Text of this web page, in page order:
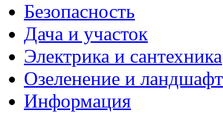
Безопасность
Дача и участок
Электрика и сантехника
Озеленение и
Информация